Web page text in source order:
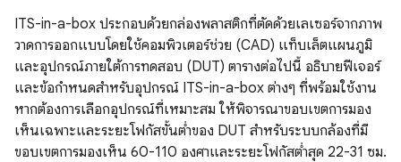
ITS-in-a-box ประกอบด้วยกล่องพลาสติกที่ตัดด้วยเลเซอร์จากภาพ
วาดการออกแบบโดยใช้คอมพิวเตอร์ช่วย (CAD) แท็บเล็ตแผนภูมิ
และอุปกรณ์ภายใต้การทดสอบ (DUT) ตารางต่อไปนี้ อธิบายฟีเจอร์
และข้อกำหนดสำหรับอุปกรณ์ ITS-in-a-box ต่างๆ ที่พร้อมใช้งาน
หากต้องการเลือกอุปกรณ์ที่เหมาะสม ให้พิจารณาขอบเขตการมอง
เห็นเฉพาะและระยะโฟกัสขั้นต่ำของ DUT สำหรับระบบกล้องที่มี
ขอบเขตการมองเห็น 60-110 องศาและระยะโฟกัสต่ำสุด 22-31 ซม.